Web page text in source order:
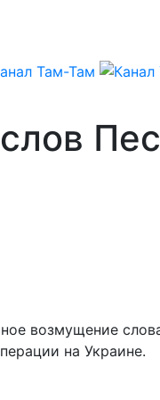
возмущение
на Украине.